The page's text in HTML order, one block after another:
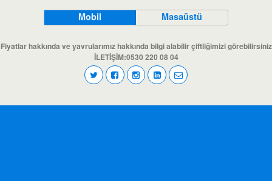
Mobil Masaüstü
Fiyatlar hakkında ve yavrularımız hakkında bilgi alabilir çiftliğimizi görebilirsiniz
İLETİŞİM:0530 220 08 04